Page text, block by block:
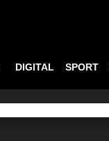
DIGITAL SPORT